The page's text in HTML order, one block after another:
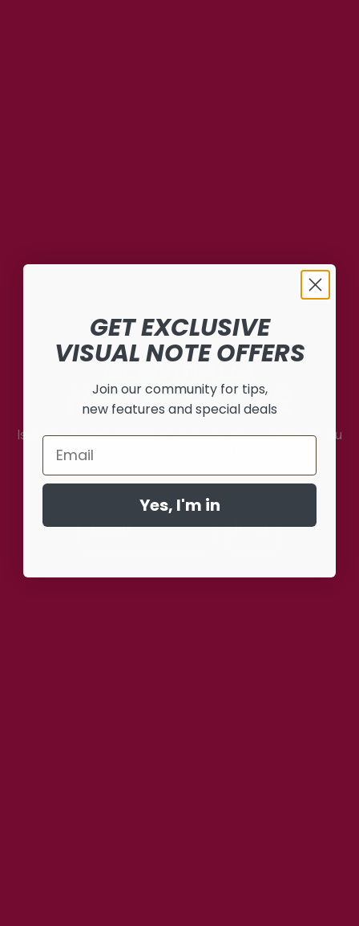
NEWSLETTER
Iscriviti alla newsletter e resta sempre aggiornato su
tutte le novità di Visual Note.
Invia
GET EXCLUSIVE
VISUAL NOTE OFFERS
Join our community for tips,
new features and special deals
Email
Yes, I'm in